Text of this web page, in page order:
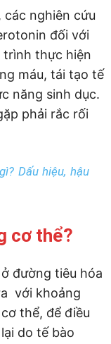
nghiên cứu
đối với
trình thực hiện
máu, tái tạo tế
năng sinh dục.
phải rắc rối
Dấu hiệu, hậu
cơ thể?
đường tiêu hóa
với khoảng
thể, để điều
do tế bào